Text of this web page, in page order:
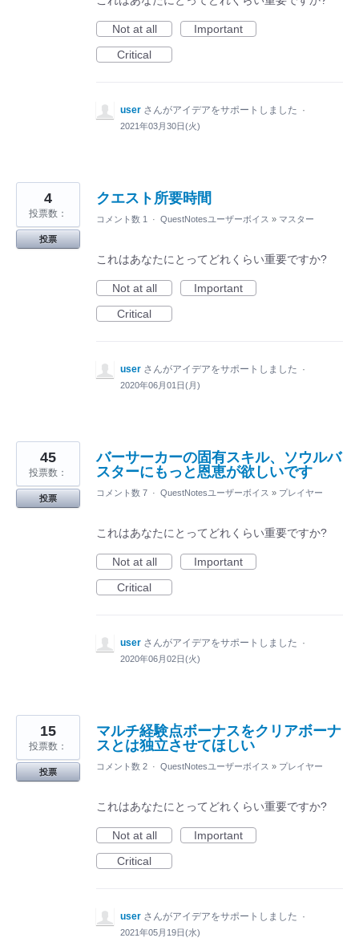
Not at all
Important
Critical
user さんがアイデアをサポートしました ·
2021年03月30日(火)
クエスト所要時間
4
投票数：
投票
コメント数 1 · QuestNotesユーザーボイス » マスター
これはあなたにとってどれくらい重要ですか?
Not at all
Important
Critical
user さんがアイデアをサポートしました ·
2020年06月01日(月)
バーサーカーの固有スキル、ソウルバ
スターにもっと恩恵が欲しいです
45
投票数：
投票
コメント数 7 · QuestNotesユーザーボイス » プレイヤー
これはあなたにとってどれくらい重要ですか?
Not at all
Important
Critical
user さんがアイデアをサポートしました ·
2020年06月02日(火)
マルチ経験点ボーナスをクリアボーナ
スとは独立させてほしい
15
投票数：
投票
コメント数 2 · QuestNotesユーザーボイス » プレイヤー
これはあなたにとってどれくらい重要ですか?
Not at all
Important
Critical
user さんがアイデアをサポートしました ·
2021年05月19日(水)